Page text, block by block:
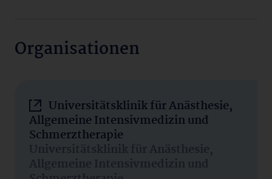
Organisationen
Universitätsklinik für Anästhesie,
Allgemeine Intensivmedizin und
Schmerztherapie
Universitätsklinik für Anästhesie,
Allgemeine Intensivmedizin und